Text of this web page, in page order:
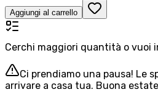
Aggiungi al carrello
Cerchi maggiori quantità o vuoi
Ci prendiamo una pausa! Le
arrivare a casa tua. Buona